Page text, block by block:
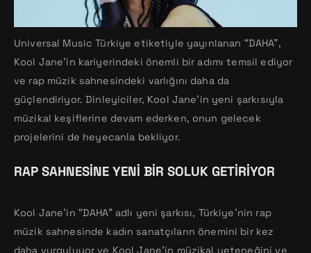
Universal Music Türkiye etiketiyle yayınlanan “DAHA”,
Kool Jane’in kariyerindeki önemli bir adımı temsil ediyor
ve rap müzik sahnesindeki varlığını daha da
güçlendiriyor. Dinleyiciler, Kool Jane’in yeni şarkısıyla
müzikal keşiflerine devam ederken, onun gelecek
projelerini de heyecanla bekliyor.
RAP SAHNESINE YENI BIR SOLUK GETIRIYOR
Kool Jane’in “DAHA” adlı yeni şarkısı, Türkiye’nin rap
müzik sahnesinde kadın sanatçıların önemini bir kez
daha vurguluyor ve Kool Jane’in müzikal yeteneğini ve